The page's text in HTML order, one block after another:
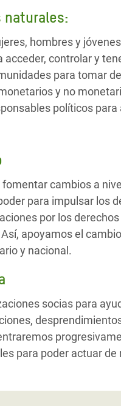
naturales:
hombres y
acceder, controlar y
para tomar
y no
políticos
cambios a
para impulsar los
por los
apoyamos el
y nacional.
socias para
para poder actuar